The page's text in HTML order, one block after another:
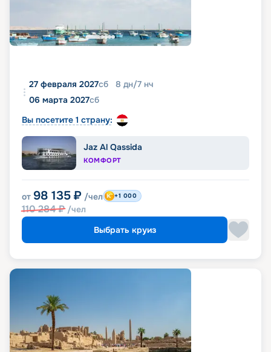
27 февраля 2027сб 8 дн/7 нч
06 марта 2027сб
Вы посетите 1 страну:
Jaz Al Qassida
КОМФОРТ
от 98 135 ₽ /чел
110 284₽ /чел
+1 000
Выбрать круиз